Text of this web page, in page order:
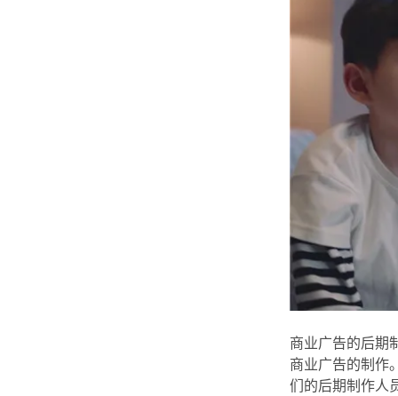
商业广告的后期
商业广告的制作
们的后期制作人